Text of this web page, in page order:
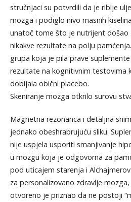
stručnjaci su potvrdili da je riblje
mozga i podiglo nivo masnih
unatoč tome što je nutrijent došao
nikakve rezultate na polju
grupa koja je pila prave
rezultate na kognitivnim testovima
dobijala obični placebo.
Skeniranje mozga otkrilo surovu
Magnetna rezonanca i detaljna
jednako obeshrabrujuću sliku.
nije uspjela usporiti smanjivanje
u mozgu koja je odgovorna za
pod uticajem starenja i
za personalizovano zdravlje mozga,
otvoreno je priznao da ne postoji